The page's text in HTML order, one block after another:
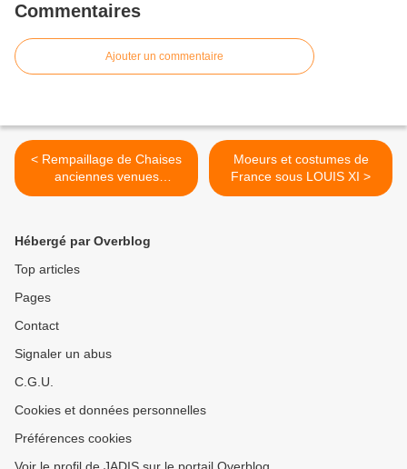
Commentaires
Ajouter un commentaire
< Rempaillage de Chaises
anciennes venues
d'Orléans
Moeurs et costumes de
France sous LOUIS XI >
Hébergé par Overblog
Top articles
Pages
Contact
Signaler un abus
C.G.U.
Cookies et données personnelles
Préférences cookies